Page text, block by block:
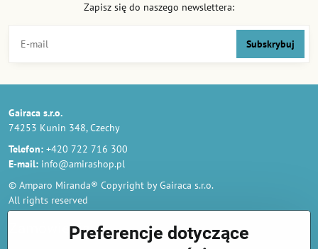
Zapisz się do naszego newslettera:
Subskrybuj
Gairaca s.r.o.
74253 Kunin 348, Czechy
Telefon: +420 722 716 300
E-mail: info@amirashop.pl
© Amparo Miranda® Copyright by Gairaca s.r.o.
All rights reserved
ZamówieniaPreferencje dotyczące